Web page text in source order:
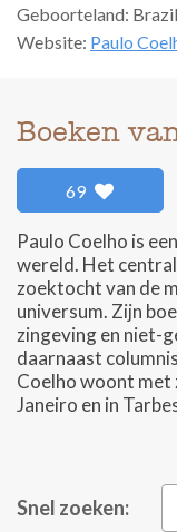
Geboorteland:
Website: Paulo
Boeken
69
Paulo Coelho is
wereld. Het
zoektocht van de
universum. Zijn
zingeving en niet-
daarnaast
Coelho woont met
Janeiro en in
Snel zoeken: